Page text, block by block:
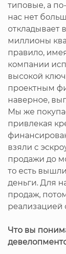
типовые, а
нас нет
откладывает
миллионы
правило,
компании
высокой
проектным
наверное,
Мы же
привлекая
взяли с
продажи до
то есть
деньги. Для
продаж,
реализацией
Что вы